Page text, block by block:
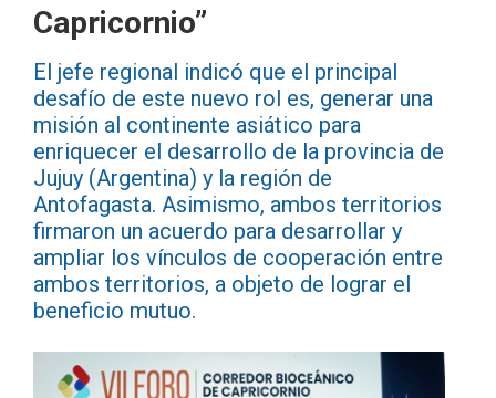
Capricornio”
El jefe regional indicó que el principal
desafío de este nuevo rol es, generar una
misión al continente asiático para
enriquecer el desarrollo de la provincia de
Jujuy (Argentina) y la región de
Antofagasta. Asimismo, ambos territorios
firmaron un acuerdo para desarrollar y
ampliar los vínculos de cooperación entre
ambos territorios, a objeto de lograr el
beneficio mutuo.